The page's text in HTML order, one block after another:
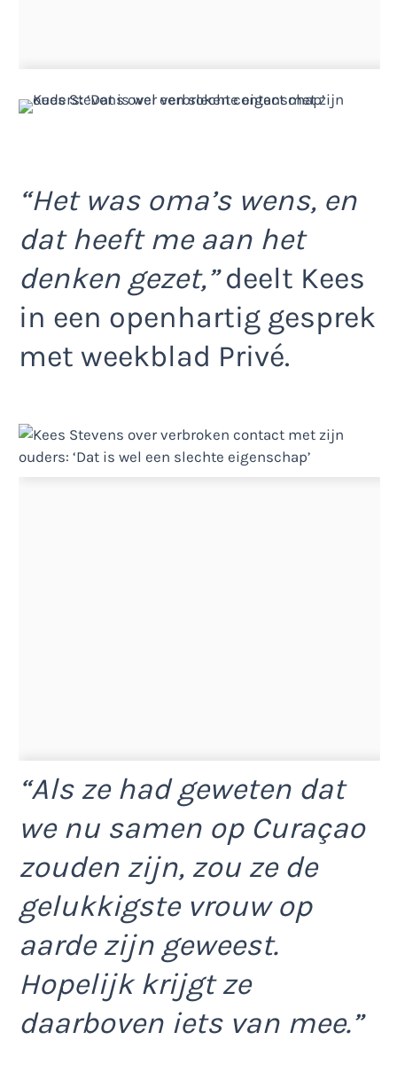
“Het was oma’s wens, en
dat heeft me aan het
denken gezet,”deelt Kees
in een openhartig gesprek
met weekblad Privé.
“Als ze had geweten dat
we nu samen op Curaçao
zouden zijn, zou ze de
gelukkigste vrouw op
aarde zijn geweest.
Hopelijk krijgt ze
daarboven iets van mee.”